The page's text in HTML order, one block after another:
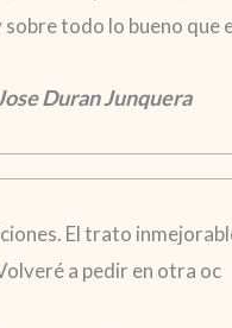
todo lo bueno
Duran Junquera
El trato
a pedir en otra oc